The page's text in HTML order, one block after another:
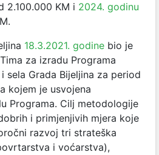
2.100.000 KM i 2024. godinu
18.3.2021. godine bio je
za izradu Programa
sela Grada Bijeljina za period
kojem je usvojena
Programa. Cilj metodologije
i primjenjivih mjera koje
razvoj tri strateška
i voćarstva),